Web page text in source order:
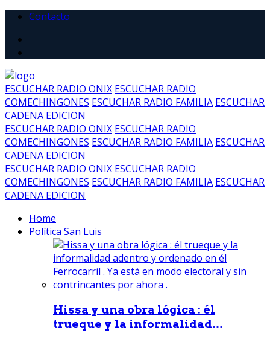
Contacto
ESCUCHAR RADIO ONIX ESCUCHAR RADIO
COMECHINGONES ESCUCHAR RADIO FAMILIA ESCUCHAR
CADENA EDICION
ESCUCHAR RADIO ONIX ESCUCHAR RADIO
COMECHINGONES ESCUCHAR RADIO FAMILIA ESCUCHAR
CADENA EDICION
ESCUCHAR RADIO ONIX ESCUCHAR RADIO
COMECHINGONES ESCUCHAR RADIO FAMILIA ESCUCHAR
CADENA EDICION
Home
Política San Luis
Hissa y una obra lógica : él
trueque y la informalidad...